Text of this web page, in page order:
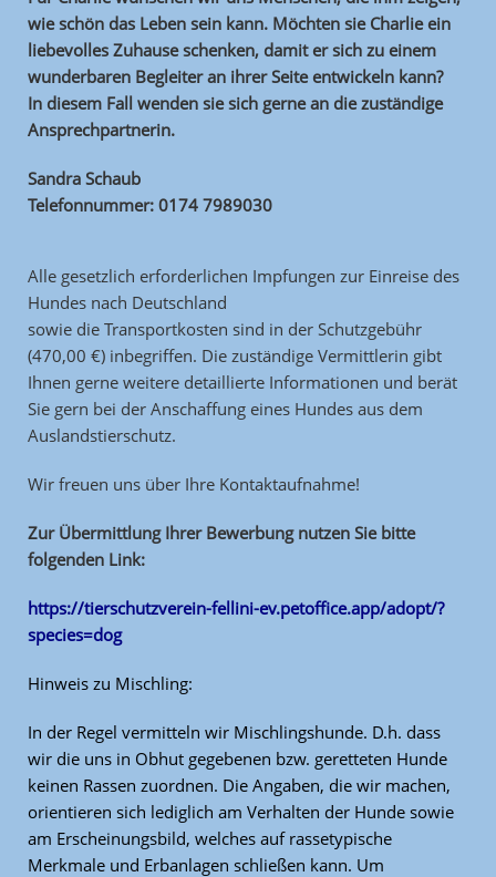
wie schön das Leben sein kann. Möchten sie Charlie ein
liebevolles Zuhause schenken, damit er sich zu einem
wunderbaren Begleiter an ihrer Seite entwickeln kann?
In diesem Fall wenden sie sich gerne an die zuständige
Ansprechpartnerin.
Sandra Schaub
Telefonnummer: 0174 7989030
Alle gesetzlich erforderlichen Impfungen zur Einreise des
Hundes nach Deutschland
sowie die Transportkosten sind in der Schutzgebühr
(470,00 €) inbegriffen. Die zuständige Vermittlerin gibt
Ihnen gerne weitere detaillierte Informationen und berät
Sie gern bei der Anschaffung eines Hundes aus dem
Auslandstierschutz.
Wir freuen uns über Ihre Kontaktaufnahme!
Zur Übermittlung Ihrer Bewerbung nutzen Sie bitte
folgenden Link:
https://tierschutzverein-fellini-ev.petoffice.app/adopt/?
species=dog
Hinweis zu Mischling:
In der Regel vermitteln wir Mischlingshunde. D.h. dass
wir die uns in Obhut gegebenen bzw. geretteten Hunde
keinen Rassen zuordnen. Die Angaben, die wir machen,
orientieren sich lediglich am Verhalten der Hunde sowie
am Erscheinungsbild, welches auf rassetypische
Merkmale und Erbanlagen schließen kann. Um